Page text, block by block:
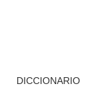
DICCIONARIO